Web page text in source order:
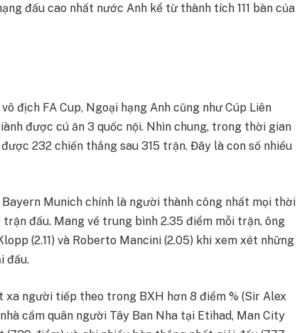
đấu cao nhất nước Anh kể từ thành tích 111 bàn của
địch FA Cup, Ngoại hạng Anh cũng như Cúp Liên
được cú ăn 3 quốc nội. Nhìn chung, trong thời gian
232 chiến thắng sau 315 trận. Đây là con số nhiều
Munich chính là người thành công nhất mọi thời
đấu. Mang về trung bình 2.35 điểm mỗi trận, ông
(2.11) và Roberto Mancini (2.05) khi xem xét những
đấu.
người tiếp theo trong BXH hơn 8 điểm % (Sir Alex
cầm quân người Tây Ban Nha tại Etihad, Man City